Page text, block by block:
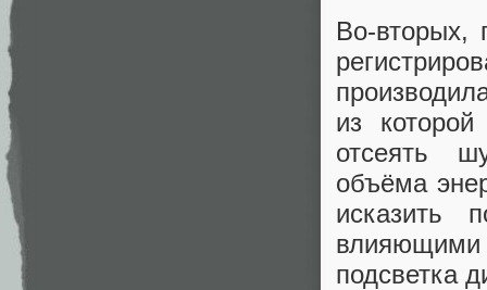
Во-вторых,
из
отсеять
объёма
исказить
влияющими
подсветка